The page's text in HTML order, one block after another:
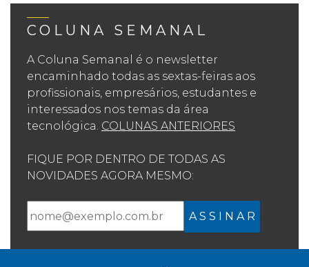
COLUNA SEMANAL
A Coluna Semanal é o newsletter
encaminhado todas as sextas-feiras aos
profissionais, empresários, estudantes e
interessados nos temas da área
tecnológica. COLUNAS ANTERIORES
FIQUE POR DENTRO DE TODAS AS
NOVIDADES AGORA MESMO:
A S S I N A R